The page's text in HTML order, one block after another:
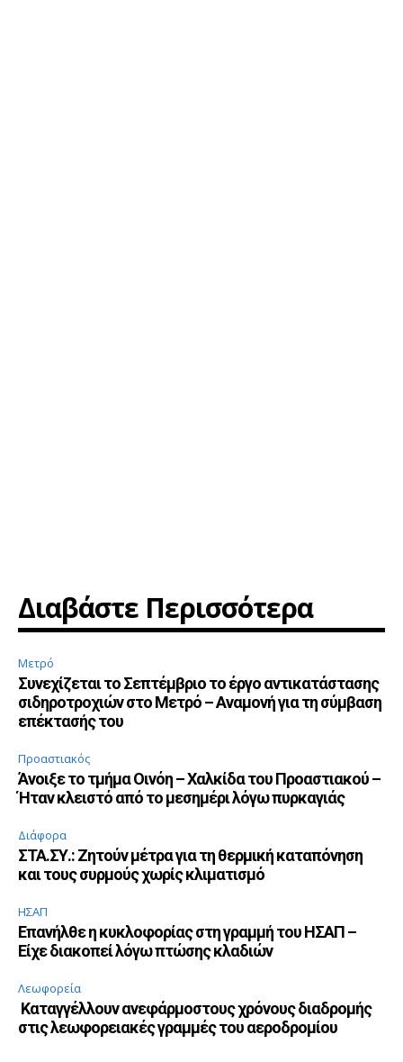
Διαβάστε Περισσότερα
Μετρό
Συνεχίζεται το Σεπτέμβριο το έργο αντικατάστασης
σιδηροτροχιών στο Μετρό – Αναμονή για τη σύμβαση
επέκτασής του
Προαστιακός
Άνοιξε το τμήμα Οινόη – Χαλκίδα του Προαστιακού –
Ήταν κλειστό από το μεσημέρι λόγω πυρκαγιάς
Διάφορα
ΣΤΑ.ΣΥ.: Ζητούν μέτρα για τη θερμική καταπόνηση
και τους συρμούς χωρίς κλιματισμό
ΗΣΑΠ
Επανήλθε η κυκλοφορίας στη γραμμή του ΗΣΑΠ –
Είχε διακοπεί λόγω πτώσης κλαδιών
Λεωφορεία
Καταγγέλλουν ανεφάρμοστους χρόνους διαδρομής
στις λεωφορειακές γραμμές του αεροδρομίου